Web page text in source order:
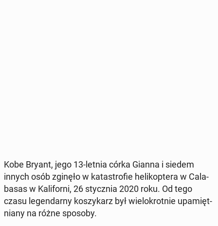
Kobe Bryant, jego 13-letnia córka Gianna i siedem
innych osób zginęło w ka­ta­stro­fie he­li­kop­te­ra w Ca­la­
ba­sas w Ka­li­for­ni, 26 stycz­nia 2020 roku. Od tego
czasu le­gen­dar­ny ko­szy­karz był wie­lo­krot­nie upa­mięt­
nia­ny na różne sposoby.